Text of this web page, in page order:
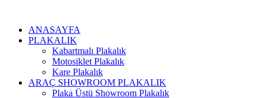
ANASAYFA
PLAKALIK
Kabartmalı Plakalık
Motosiklet Plakalık
Kare Plakalık
ARAÇ SHOWROOM PLAKALIK
Plaka Üstü Showroom Plakalık